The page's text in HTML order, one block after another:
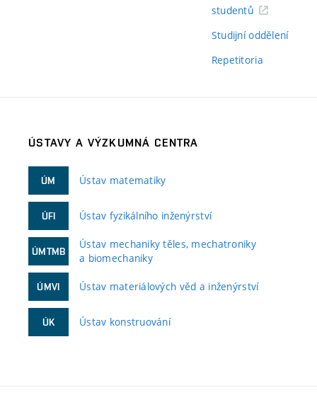
studentů
Studijní oddělení
Repetitoria
ÚSTAVY A VÝZKUMNÁ CENTRA
ÚM Ústav matematiky
ÚFI Ústav fyzikálního inženýrství
ÚMTMB
Ústav mechaniky těles, mechatroniky
a biomechaniky
ÚMVI Ústav materiálových věd a inženýrství
ÚK Ústav konstruování